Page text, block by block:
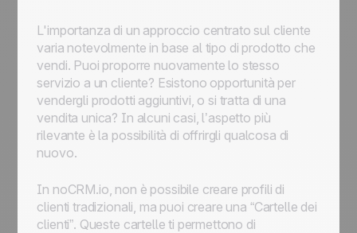
L'importanza di un approccio centrato sul cliente
varia notevolmente in base al tipo di prodotto che
vendi. Puoi proporre nuovamente lo stesso
servizio a un cliente? Esistono opportunità per
vendergli prodotti aggiuntivi, o si tratta di una
vendita unica? In alcuni casi, l’aspetto più
rilevante è la possibilità di offrirgli qualcosa di
nuovo.
In noCRM.io, non è possibile creare profili di
clienti tradizionali, ma puoi creare una “Cartelle dei
clienti”. Queste cartelle ti permettono di